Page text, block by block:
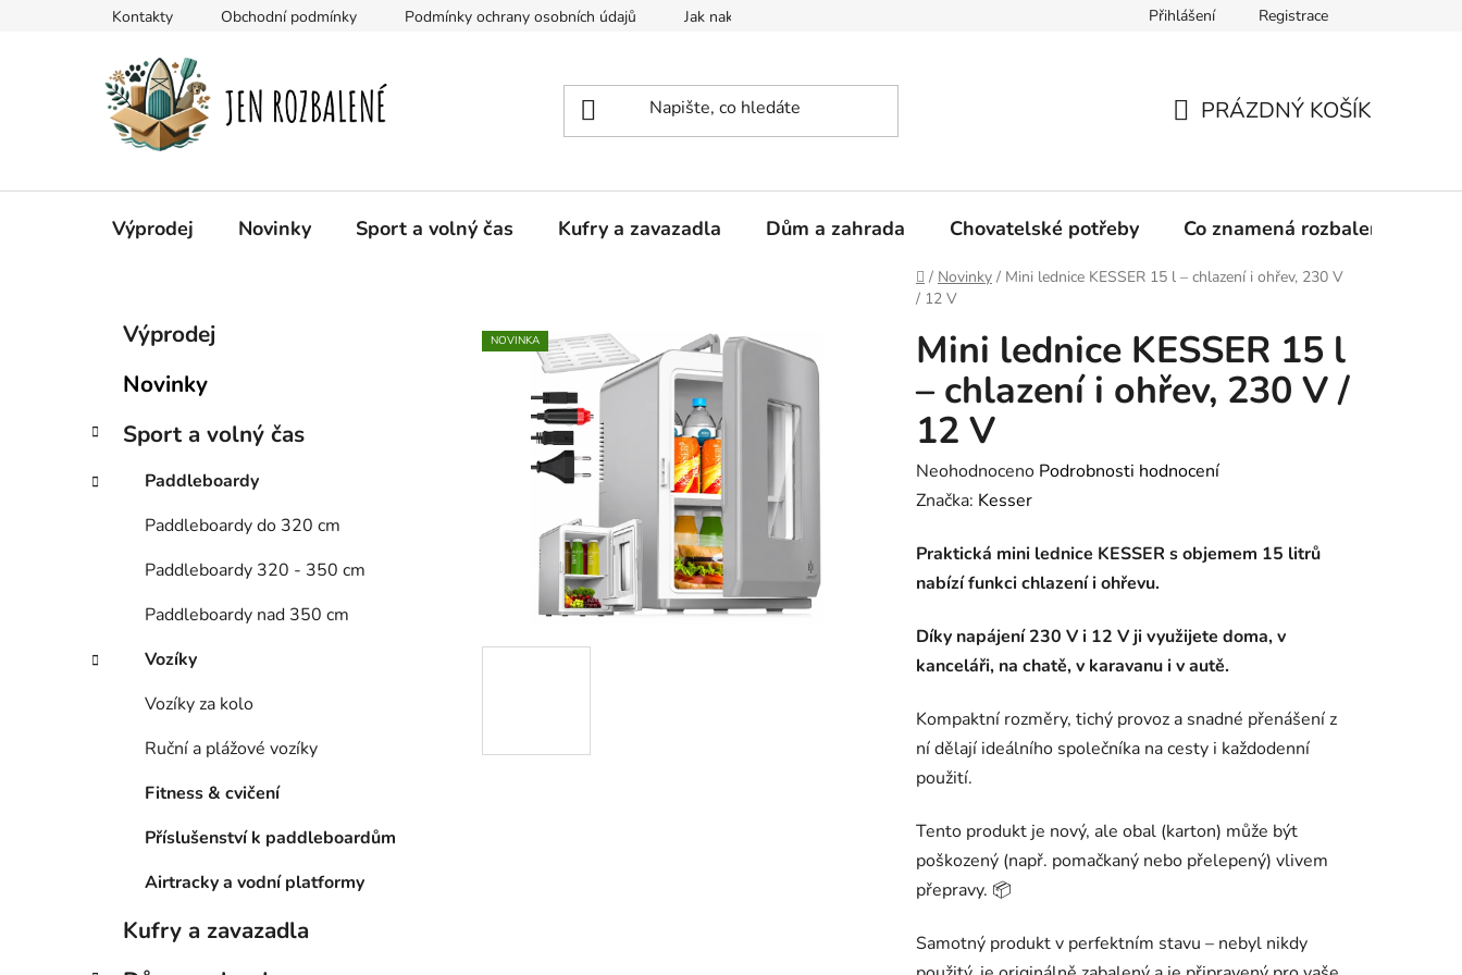
Kontakty Obchodní podmínky Podmínky ochrany osobních údajů Jak nakupovat Přihlášení Registrace
KOŠÍK
PRÁZDNÝ KOŠÍK
Výprodej Novinky Sport a volný čas Kufry a zavazadla Dům a zahrada Chovatelské potřeby Co znamená rozbalené zboží?
Domů
/ Novinky / Mini lednice KESSER 15 l – chlazení i ohřev, 230 V
/ 12 V
r
n
e
Přeskočit
kategorie
o
i
Výprodej
Novinky
Sport a volný čas
Paddleboardy
Paddleboardy do 320 cm
Paddleboardy 320 - 350 cm
Paddleboardy nad 350 cm
Vozíky
Vozíky za kolo
Ruční a plážové vozíky
Fitness & cvičení
Příslušenství k paddleboardům
Airtracky a vodní platformy
Kufry a zavazadla
Mini lednice KESSER 15 l
– chlazení i ohřev, 230 V /
12 V
Průměrné
hodnocení
je
0,0
5
hvězdiček.
Neohodnoceno Podrobnosti hodnocení
Značka: Kesser
Praktická mini lednice KESSER s objemem 15 litrů
nabízí funkci chlazení i ohřevu.
Díky napájení 230 V i 12 V ji využijete doma, v
kanceláři, na chatě, v karavanu i v autě.
Kompaktní rozměry, tichý provoz a snadné přenášení z
ní dělají ideálního společníka na cesty i každodenní
použití.
Tento produkt je nový, ale obal (karton) může být
poškozený (např. pomačkaný nebo přelepený) vlivem
přepravy. 📦
Samotný produkt v perfektním stavu – nebyl nikdy
NOVINKA